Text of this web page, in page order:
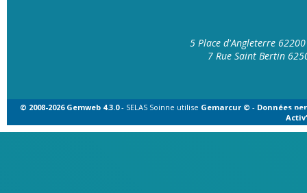
5 Place d'Angleterre
7 Rue Saint Bertin
© 2008-2026 Gemweb 4.3.0- SELAS Soinne utilise Gemarcur © - Données